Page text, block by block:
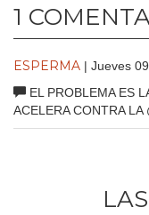
1
ESPERMA | Jueves
EL PROBLEMA ES
ACELERA CONTRA LA